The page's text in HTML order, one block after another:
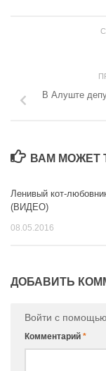
В Алуште
ВАМ МОЖЕТ
Ленивый кот-
(ВИДЕО)
08.05.2016
ДОБАВИТЬ
Войти с
Комментарий *